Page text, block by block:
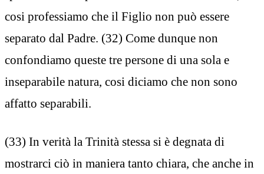
cosi professiamo che il Figlio non può essere
separato dal Padre. (32) Come dunque non
confondiamo queste tre persone di una sola e
inseparabile natura, cosi diciamo che non sono
affatto separabili.
(33) In verità la Trinità stessa si è degnata di
mostrarci ciò in maniera tanto chiara, che anche in